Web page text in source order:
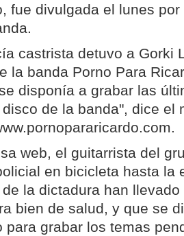
fue divulgada el lunes
castrista detuvo a Gorki
la banda Porno Para
disponía a grabar las
de la banda", dice el
web, el guitarrista del
en bicicleta hasta la
la dictadura han
bien de salud, y que se
para grabar los temas